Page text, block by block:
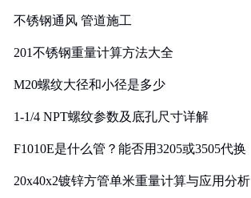
不锈钢通风 管道施工
201不锈钢重量计算方法大全
M20螺纹大径和小径是多少
1-1/4 NPT螺纹参数及底孔尺寸详解
F1010E是什么管？能否用3205或3505代换
20x40x2镀锌方管单米重量计算与应用分析